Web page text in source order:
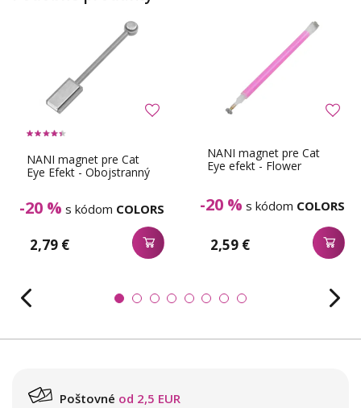
NANI magnet pre Cat
Eye Efekt - Obojstranný
-20 % s kódom COLORS
2,79 €
NANI magnet pre Cat
Eye efekt - Flower
-20 % s kódom COLORS
2,59 €
Poštovné od 2,5 EUR